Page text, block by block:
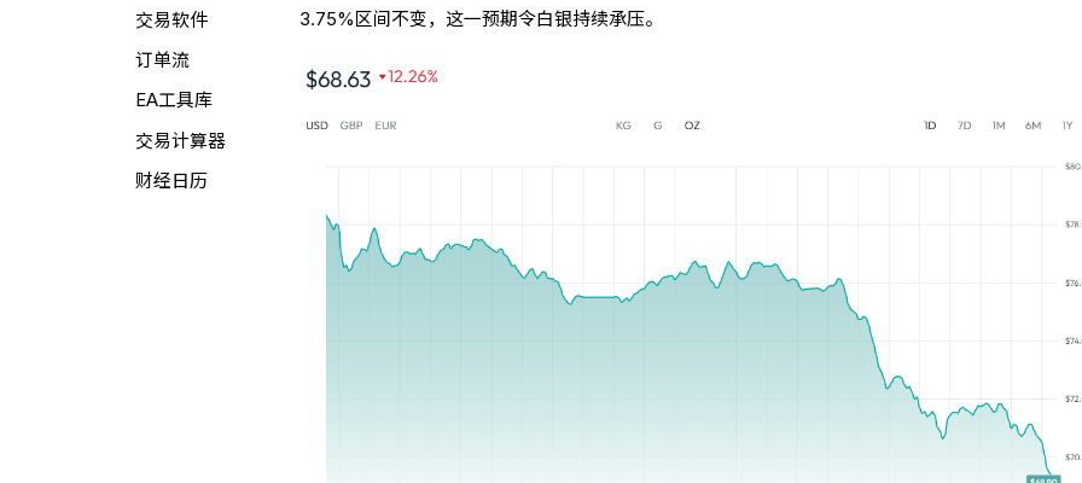
交易软件
订单流
EA工具库
交易计算器
财经日历
3.75%区间不变，这一预期令白银持续承压。